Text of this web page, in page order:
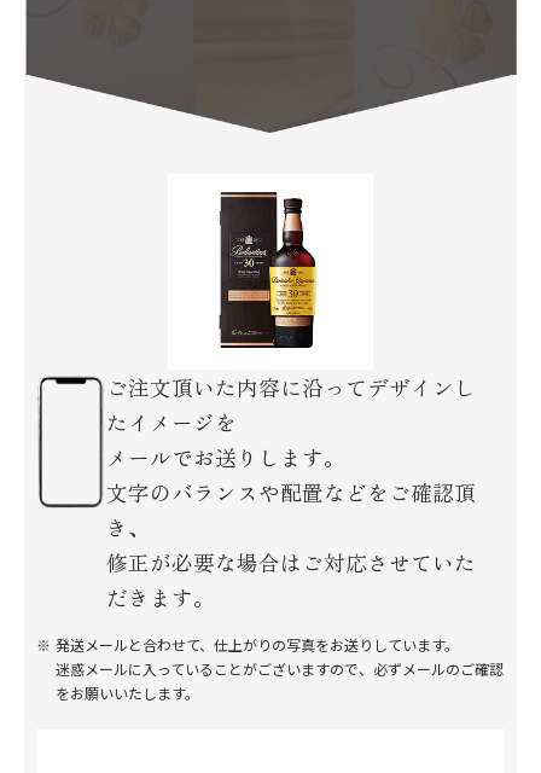
ご注文頂いた内容に沿ってデザインし
たイメージを
メールでお送りします。
文字のバランスや配置などをご確認頂
き、
修正が必要な場合はご対応させていた
だきます。
発送メールと合わせて、仕上がりの写真をお送りしています。
迷惑メールに入っていることがございますので、必ずメールのご確認
をお願いいたします。